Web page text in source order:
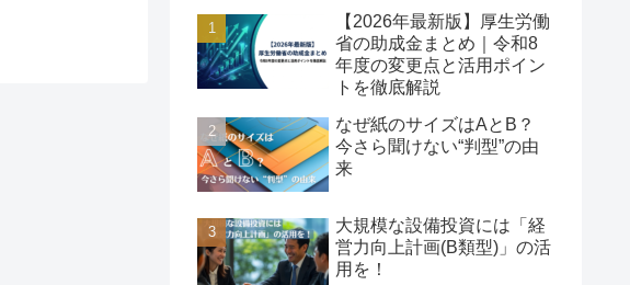
【2026年最新版】厚生労働
省の助成金まとめ｜令和8
年度の変更点と活用ポイン
トを徹底解説
なぜ紙のサイズはAとB？
今さら聞けない“判型”の由
来
大規模な設備投資には「経
営力向上計画(B類型)」の活
用を！